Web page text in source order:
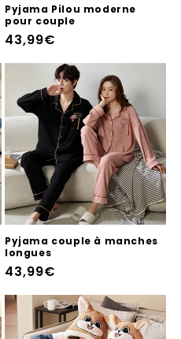
Pyjama Pilou moderne
pour couple
Prix
habituel
43,99€
Pyjama couple à manches
longues
Prix
habituel
43,99€